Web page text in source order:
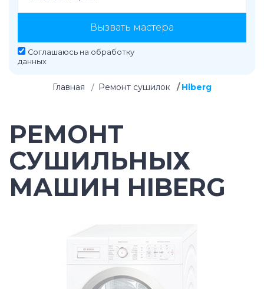
Вызвать мастера
Соглашаюсь на обработку
данных
Главная Ремонт сушилок Hiberg
РЕМОНТ
СУШИЛЬНЫХ
МАШИН HIBERG